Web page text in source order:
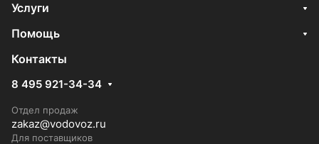
Услуги
Помощь
Контакты
8 495 921-34-34
Отдел продаж
zakaz@vodovoz.ru
Для поставщиков